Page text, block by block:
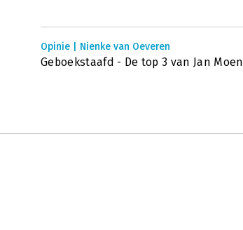
Opinie | Nienke van Oeveren
Geboekstaafd - De top 3 van Jan Moen